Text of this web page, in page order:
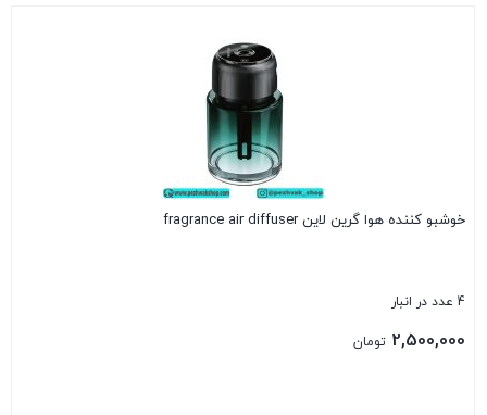
خوشبو کننده هوا گرین لاین fragrance air diffuser
4 عدد در انبار
2,500,000 تومان